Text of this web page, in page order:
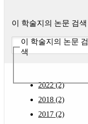
이 학술지의 논문 검색
이 학술지의 논문 검
색
2022 (2)
2018 (2)
2017 (2)